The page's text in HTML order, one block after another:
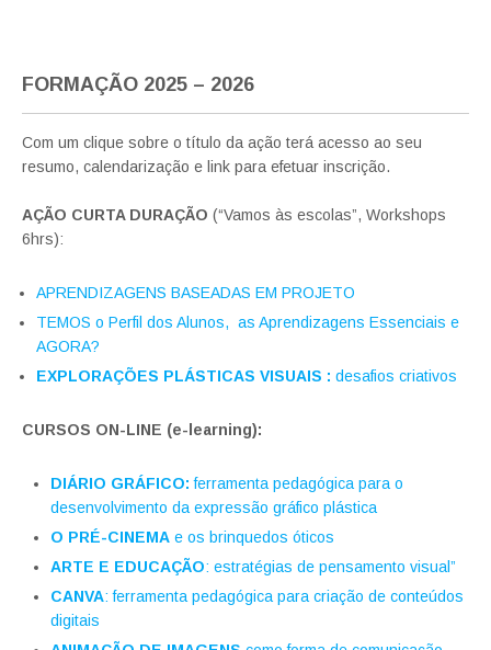
FORMAÇÃO 2025 – 2026
Com um clique sobre o título da ação terá acesso ao seu
resumo, calendarização e link para efetuar inscrição.
AÇÃO CURTA DURAÇÃO (“Vamos às escolas”, Workshops
6hrs):
APRENDIZAGENS BASEADAS EM PROJETO
TEMOS o Perfil dos Alunos, as Aprendizagens Essenciais e
AGORA?
EXPLORAÇÕES PLÁSTICAS VISUAIS : desafios criativos
CURSOS ON-LINE (e-learning):
DIÁRIO GRÁFICO:ferramenta pedagógica para o
desenvolvimento da expressão gráfico plástica
O PRÉ-CINEMA e os brinquedos óticos
ARTE E EDUCAÇÃO: estratégias de pensamento visual”
CANVA: ferramenta pedagógica para criação de conteúdos
digitais